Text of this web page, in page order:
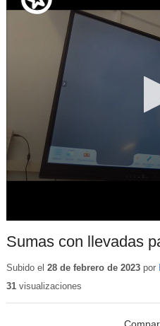
Sumas con llevadas
Subido el 28 de febrero de 2023por
31visualizaciones